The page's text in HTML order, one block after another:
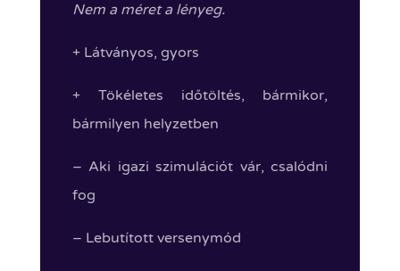
Nem a méret a lényeg.
+ Látványos, gyors
+ Tökéletes időtöltés, bármikor,
bármilyen helyzetben
– Aki igazi szimulációt vár, csalódni
fog
– Lebutított versenymód